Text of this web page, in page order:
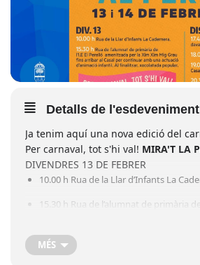
Detalls de l'esdeveniment
Ja tenim aquí una nova edició del
Per carnaval, tot s'hi val! MIRA'T LA
DIVENDRES 13 DE FEBRER
10.00 h Rua de la Llar d’Infants La
15.30 h Rua de l’alumnat de primària de
xocolatada popular.
MÉS